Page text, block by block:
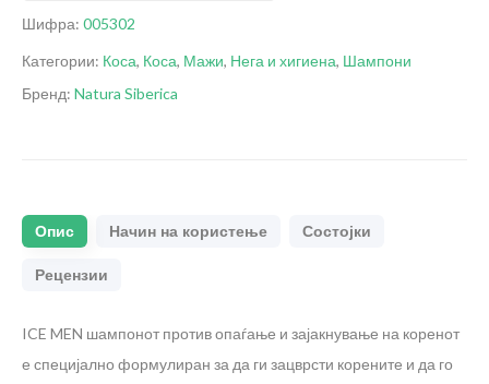
Шифра: 005302
Категории: Коса, Коса, Мажи, Нега и хигиена, Шампони
Бренд: Natura Siberica
Опис Начин на користење Состојки
Рецензии
ICE MEN шампонот против опаѓање и зајакнување на коренот
е специјално формулиран за да ги зацврсти корените и да го